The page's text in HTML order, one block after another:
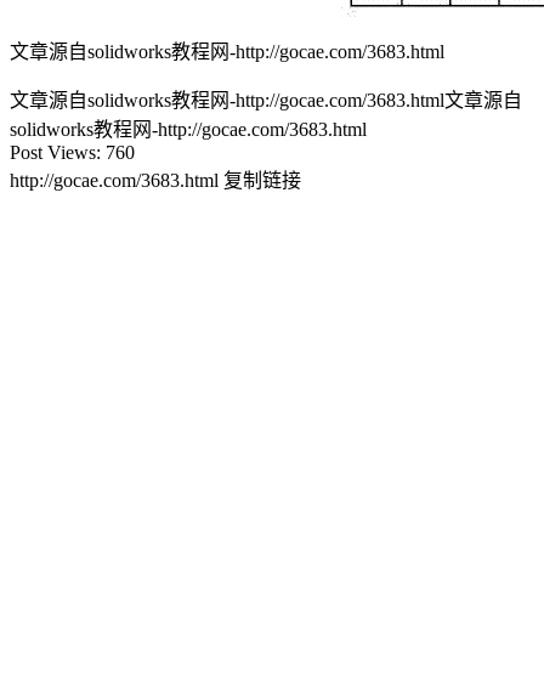
文章源自solidworks教程网-http://gocae.com/3683.html
文章源自solidworks教程网-http://gocae.com/3683.html文章源自
solidworks教程网-http://gocae.com/3683.html
Post Views: 760
http://gocae.com/3683.html 复制链接